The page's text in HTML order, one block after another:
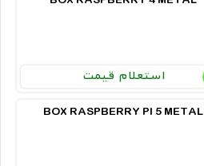
استعلام قیمت
BOX RASPBERRY PI 5 METAL